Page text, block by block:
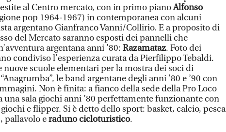
al Centro mercato, con in primo pianoAlfonso
pop 1964-1967) in contemporanea con alcuni
argentano Gianfranco Vanni/Collirio. E a proposito di
del Mercato saranno esposti dei pannelli che
argentana anni ’80: Razamataz. Foto dei
condiviso l’esperienza curata da Pierfilippo Tebaldi.
nuove scuole elementari per la mostra dei soci di
le band argentane degli anni ’80 e ’90 con
Non è finita: a fianco della sede della Pro Loco
una sala giochi anni ’80 perfettamente funzionante con
e flipper. Si è detto dello sport: basket, calcio, pesca
pallavolo eraduno cicloturistico.